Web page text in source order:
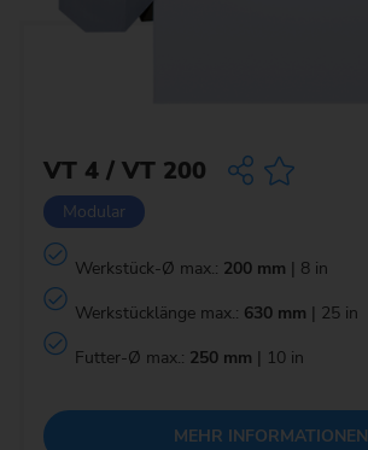
VT 4 / VT 200
Modular
Werkstück-Ø max.: 200 mm | 8 in
Werkstücklänge max.: 630 mm | 25 in
Futter-Ø max.: 250 mm | 10 in
MEHR INFORMATIONEN